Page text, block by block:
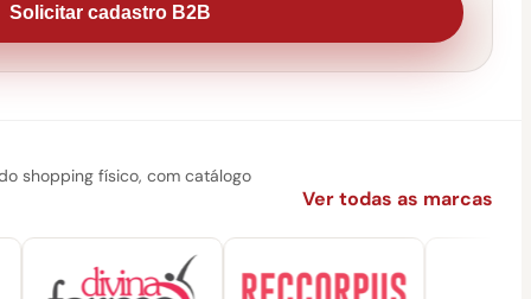
Solicitar cadastro B2B
shopping físico, com catálogo
Ver todas as marcas